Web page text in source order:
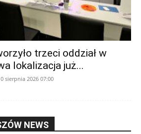
trzeci oddział w
lokalizacja już...
sierpnia 2026 07:00
NEWS